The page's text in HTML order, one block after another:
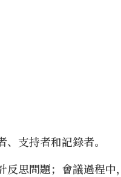
支持者和記錄者。
思問題；會議過程